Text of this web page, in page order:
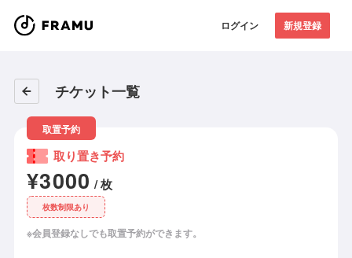
ログイン 新規登録
チケット一覧
取置予約
取り置き‪予約
¥3000 / 枚
枚数制限あり
※会員登録なしでも取置予約ができます。